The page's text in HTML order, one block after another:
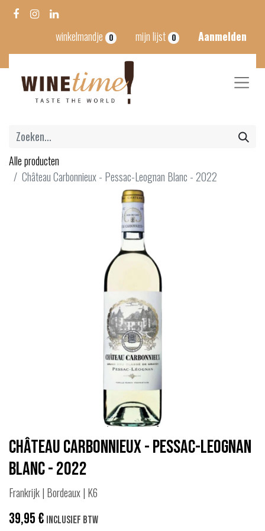
winkelmandje 0 mijn lijst 0 Aanmelden
Alle producten
Château Carbonnieux - Pessac-Leognan Blanc - 2022
Château Carbonnieux - Pessac-Leognan
Blanc - 2022
Frankrijk | Bordeaux | K6
39,95€ Inclusief btw